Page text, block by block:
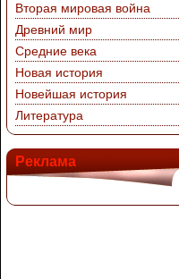
Вторая мировая война
Древний мир
Средние века
Новая история
Новейшая история
Литература
Реклама